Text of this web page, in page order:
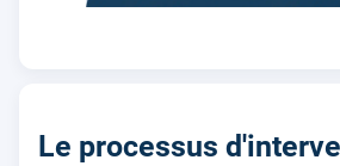
Le processus